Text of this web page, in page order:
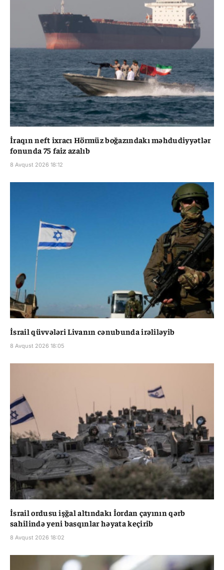
İraqın neft ixracı Hörmüz boğazındakı məhdudiyyətlər
fonunda 75 faiz azalıb
8 Avqust 2026 18:12
İsrail qüvvələri Livanın cənubunda irəliləyib
8 Avqust 2026 18:05
İsrail ordusu işğal altındakı İordan çayının qərb
sahilində yeni basqınlar həyata keçirib
8 Avqust 2026 18:02